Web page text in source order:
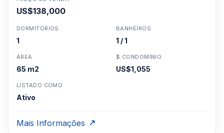
US$138,000
DORMITÓRIOS
1
BANHEIROS
1 / 1
ÁREA
65 m2
$ CONDOMÍNIO
US$1,055
LISTADO COMO
Ativo
Mais Informações